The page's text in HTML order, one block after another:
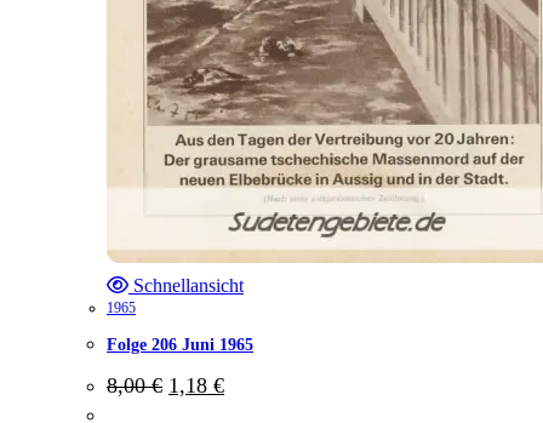
Schnellansicht
1965
Folge 206 Juni 1965
8,00€ Ursprünglicher
Preis
1,18 €Aktueller
Preis